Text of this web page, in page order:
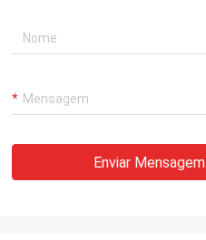
Enviar Mensagem